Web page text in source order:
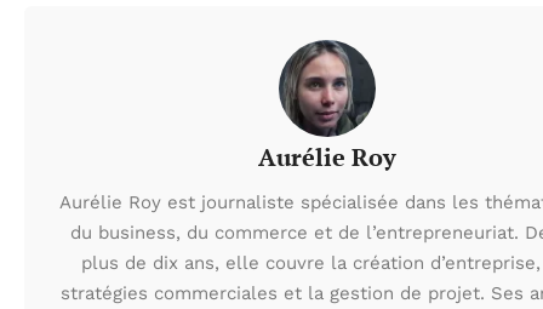
Aurélie Roy
Aurélie Roy est journaliste spécialisée dans les
du business, du commerce et de l’entrepreneuriat.
plus de dix ans, elle couvre la création
stratégies commerciales et la gestion de projet. Ses